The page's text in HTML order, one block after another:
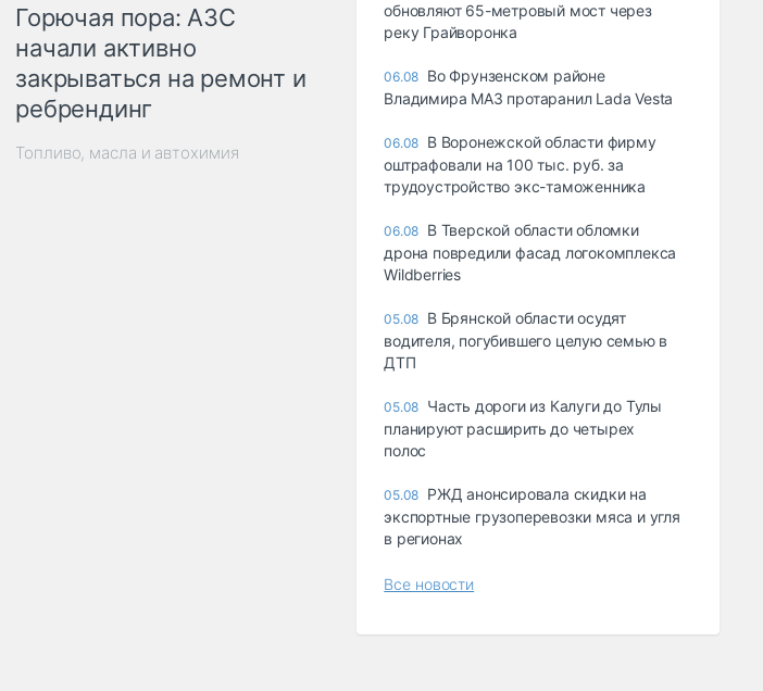
Горючая пора: АЗС
начали активно
закрываться на ремонт и
ребрендинг
Топливо, масла и автохимия
обновляют 65-метровый мост через
реку Грайворонка
06.08 Во Фрунзенском районе
Владимира МАЗ протаранил Lada Vesta
06.08 В Воронежской области фирму
оштрафовали на 100 тыс. руб. за
трудоустройство экс-таможенника
06.08 В Тверской области обломки
дрона повредили фасад логокомплекса
Wildberries
05.08 В Брянской области осудят
водителя, погубившего целую семью в
ДТП
05.08 Часть дороги из Калуги до Тулы
планируют расширить до четырех
полос
05.08 РЖД анонсировала скидки на
экспортные грузоперевозки мяса и угля
в регионах
Все новости